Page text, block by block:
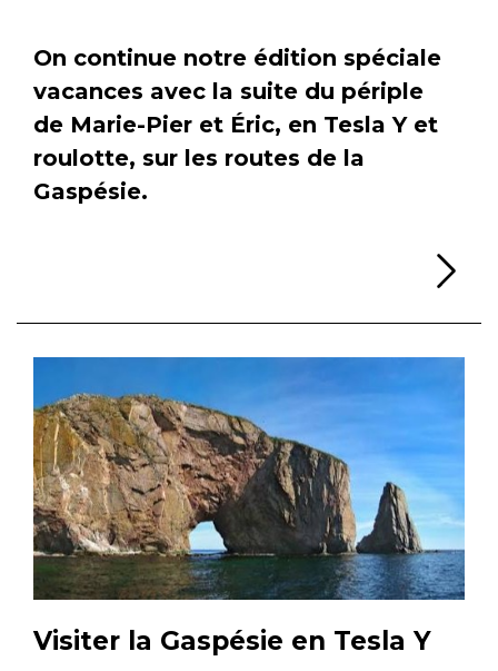
On continue notre édition spéciale
vacances avec la suite du périple
de Marie-Pier et Éric, en Tesla Y et
roulotte, sur les routes de la
Gaspésie.
Visiter la Gaspésie en Tesla Y